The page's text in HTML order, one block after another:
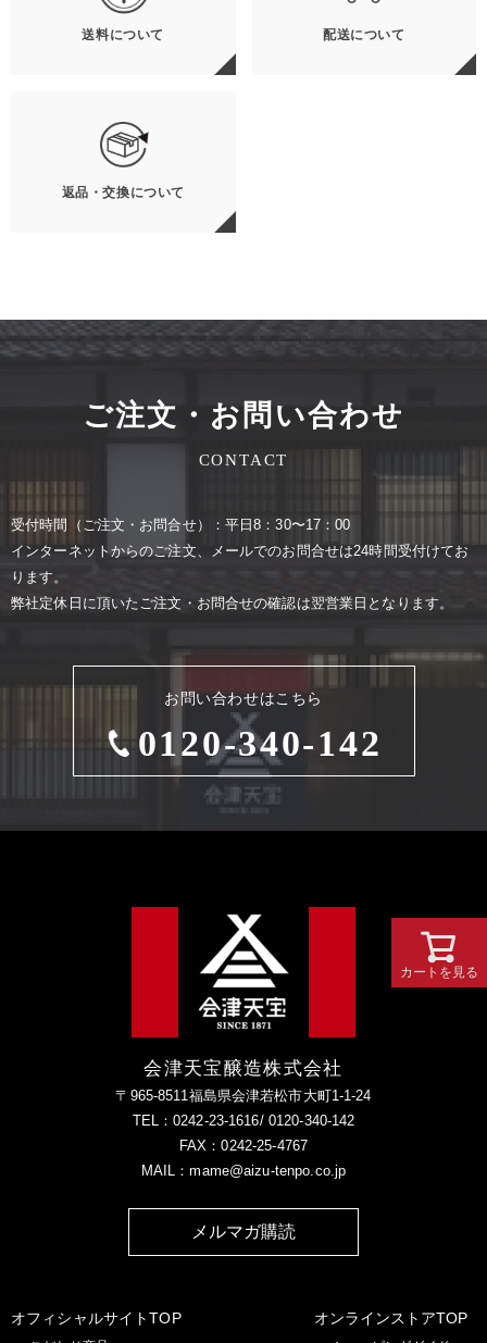
送料について 配送について
返品・交換について
ご注文・お問い合わせ
CONTACT
お問い合わせはこちら
0120-340-142
受付時間（ご注⽂・お問合せ）：平⽇8：30〜17：00
インターネットからのご注⽂、メールでのお問合せは24時間受付けてお
ります。
弊社定休⽇に頂いたご注⽂・お問合せの確認は翌営業⽇となります。
会津天宝醸造株式会社
〒965-8511福島県会津若松市大町1-1-24
TEL：0242-23-1616/ 0120-340-142
FAX：0242-25-4767
MAIL：mame@aizu-tenpo.co.jp
メルマガ購読
オフィシャルサイトTOP オンラインストアTOP
カートを見る